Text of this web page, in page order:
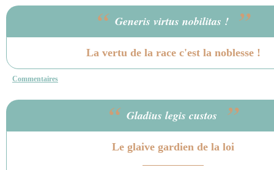
“ Generis virtus nobilitas ! ”
La vertu de la race c'est la noblesse !
Commentaires
“ Gladius legis custos ”
Le glaive gardien de la loi